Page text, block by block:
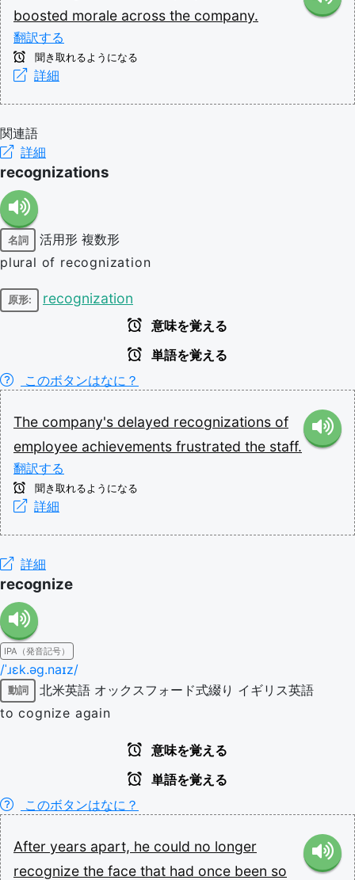
boosted morale across the company.
翻訳する
聞き取れるようになる
詳細
関連語
詳細
recognizations
名詞 活用形 複数形
plural of recognization
原形: recognization
意味を覚える
単語を覚える
このボタンはなに？
The company's delayed recognizations of
employee achievements frustrated the staff.
翻訳する
聞き取れるようになる
詳細
詳細
recognize
IPA（発音記号）
/ˈɹɛk.əɡ.naɪz/
動詞 北米英語 オックスフォード式綴り イギリス英語
to cognize again
意味を覚える
単語を覚える
このボタンはなに？
After years apart, he could no longer
recognize the face that had once been so